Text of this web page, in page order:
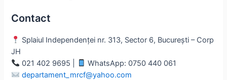
Contact
Splaiul Independenței nr. 313, Sector 6, București – Corp
JH
021 402 9695 |
WhatsApp: 0750 440 061
departament_mrcf@yahoo.com